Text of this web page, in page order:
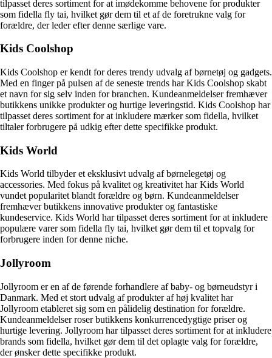
tilpasset deres sortiment for at imødekomme behovene for produkter
som fidella fly tai, hvilket gør dem til et af de foretrukne valg for
forældre, der leder efter denne særlige vare.
Kids Coolshop
Kids Coolshop er kendt for deres trendy udvalg af børnetøj og gadgets.
Med en finger på pulsen af de seneste trends har Kids Coolshop skabt
et navn for sig selv inden for branchen. Kundeanmeldelser fremhæver
butikkens unikke produkter og hurtige leveringstid. Kids Coolshop har
tilpasset deres sortiment for at inkludere mærker som fidella, hvilket
tiltaler forbrugere på udkig efter dette specifikke produkt.
Kids World
Kids World tilbyder et eksklusivt udvalg af børnelegetøj og
accessories. Med fokus på kvalitet og kreativitet har Kids World
vundet popularitet blandt forældre og børn. Kundeanmeldelser
fremhæver butikkens innovative produkter og fantastiske
kundeservice. Kids World har tilpasset deres sortiment for at inkludere
populære varer som fidella fly tai, hvilket gør dem til et topvalg for
forbrugere inden for denne niche.
Jollyroom
Jollyroom er en af de førende forhandlere af baby- og børneudstyr i
Danmark. Med et stort udvalg af produkter af høj kvalitet har
Jollyroom etableret sig som en pålidelig destination for forældre.
Kundeanmeldelser roser butikkens konkurrencedygtige priser og
hurtige levering. Jollyroom har tilpasset deres sortiment for at inkludere
brands som fidella, hvilket gør dem til det oplagte valg for forældre,
der ønsker dette specifikke produkt.